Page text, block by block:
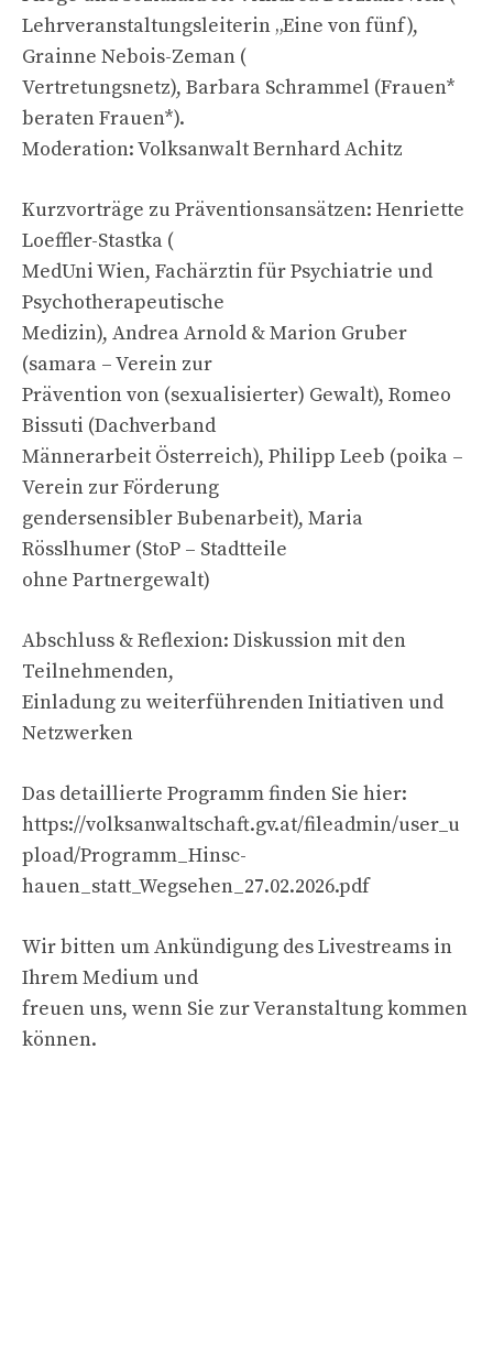
Lehrveranstaltungsleiterin „Eine von fünf),
Grainne Nebois-Zeman (
Vertretungsnetz), Barbara Schrammel (Frauen*
beraten Frauen*).
Moderation: Volksanwalt Bernhard Achitz
Kurzvorträge zu Präventionsansätzen: Henriette
Loeffler-Stastka (
MedUni Wien, Fachärztin für Psychiatrie und
Psychotherapeutische
Medizin), Andrea Arnold & Marion Gruber
(samara – Verein zur
Prävention von (sexualisierter) Gewalt), Romeo
Bissuti (Dachverband
Männerarbeit Österreich), Philipp Leeb (poika –
Verein zur Förderung
gendersensibler Bubenarbeit), Maria
Rösslhumer (StoP – Stadtteile
ohne Partnergewalt)
Abschluss & Reflexion: Diskussion mit den
Teilnehmenden,
Einladung zu weiterführenden Initiativen und
Netzwerken
Das detaillierte Programm finden Sie hier:
https://volksanwaltschaft.gv.at/fileadmin/user_u
pload/Programm_Hinsc-
hauen_statt_Wegsehen_27.02.2026.pdf
Wir bitten um Ankündigung des Livestreams in
Ihrem Medium und
freuen uns, wenn Sie zur Veranstaltung kommen
können.